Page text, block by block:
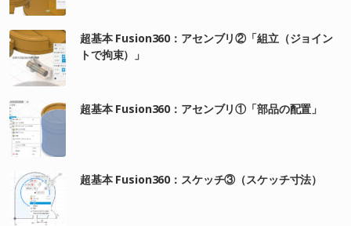
超基本 Fusion360：アセンブリ②「組立（ジョイン
トで拘束）」
超基本 Fusion360：アセンブリ①「部品の配置」
超基本 Fusion360：スケッチ③（スケッチ寸法）